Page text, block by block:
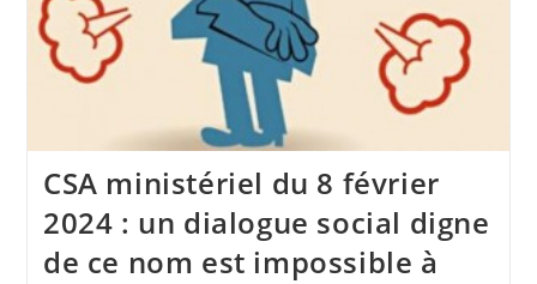
CSA ministériel du 8 février
2024 : un dialogue social digne
de ce nom est impossible à